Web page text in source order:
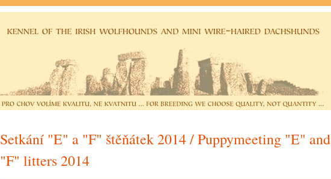
Setkání "E" a "F" štěňátek 2014 / Puppymeeting "E" and
"F" litters 2014